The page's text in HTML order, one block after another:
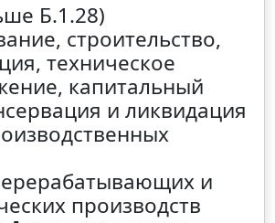
Б.1.28)
строительство,
техническое
капитальный
и ликвидация
и
производств